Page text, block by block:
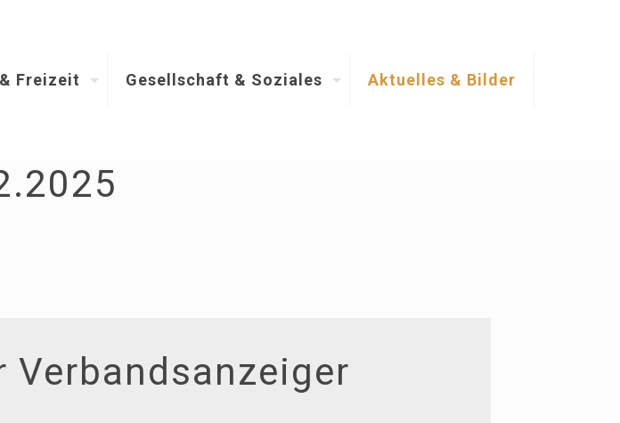
Freizeit Gesellschaft & Soziales Aktuelles & Bilder
Verbandsanzeiger